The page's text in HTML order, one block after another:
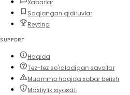
Xabarlar
Saqlangan qidiruvlar
Reyting
SUPPORT
Haqida
Tez-tez so'raladigan savollar
Muammo haqida xabar berish
Maxfiylik siyosati